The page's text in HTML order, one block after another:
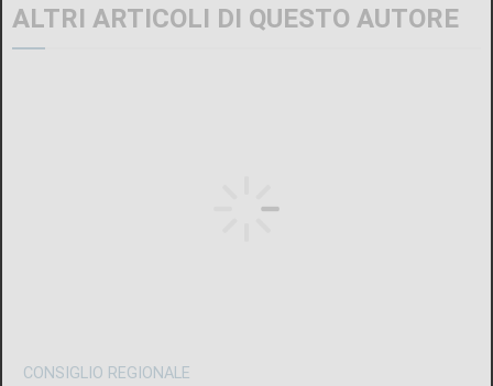
ALTRI ARTICOLI DI QUESTO AUTORE
CONSIGLIO REGIONALE